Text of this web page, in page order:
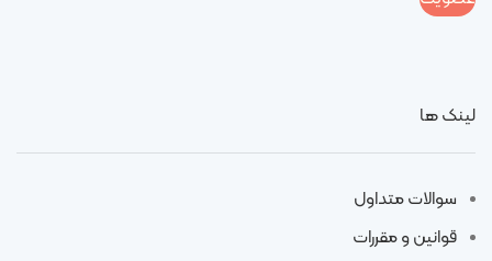
لینک ها
سوالات متداول
قوانین و مقررات